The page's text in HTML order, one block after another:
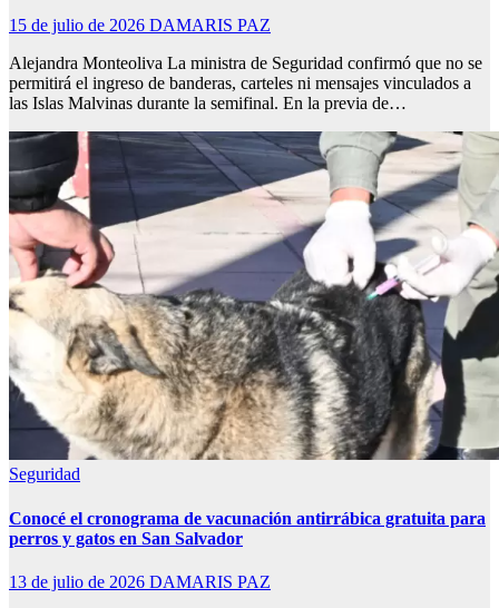
15 de julio de 2026 DAMARIS PAZ
Alejandra Monteoliva La ministra de Seguridad confirmó que no se
permitirá el ingreso de banderas, carteles ni mensajes vinculados a
las Islas Malvinas durante la semifinal. En la previa de…
Seguridad
Conocé el cronograma de vacunación antirrábica gratuita para
perros y gatos en San Salvador
13 de julio de 2026 DAMARIS PAZ